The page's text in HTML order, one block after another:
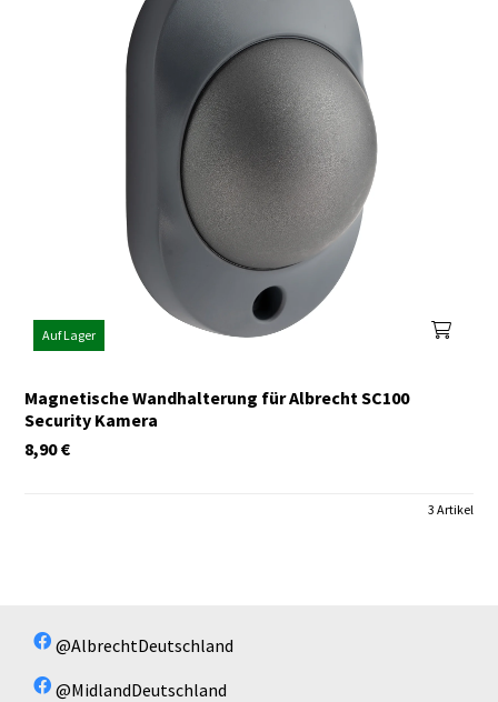
Auf Lager
Magnetische Wandhalterung für Albrecht SC100
Security Kamera
€
8,90
3 Artikel
@AlbrechtDeutschland
@MidlandDeutschland